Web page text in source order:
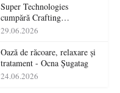
Super Technologies
cumpără Crafting
Technologies și își extinde
România
29.06.2026
Oază de răcoare, relaxare și
tratament - Ocna Șugatag
24.06.2026